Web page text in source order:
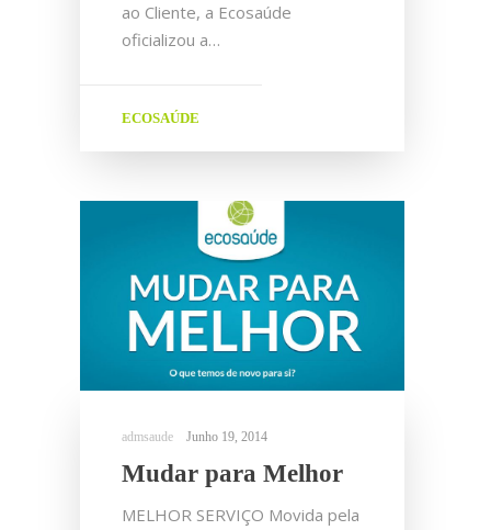
ao Cliente, a Ecosaúde
oficializou a…
ECOSAÚDE
Junho 19, 2014
Mudar para Melhor
MELHOR SERVIÇO Movida pela